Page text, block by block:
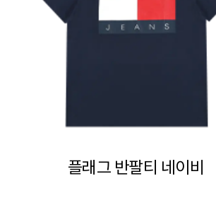
플래그 반팔티 네이비